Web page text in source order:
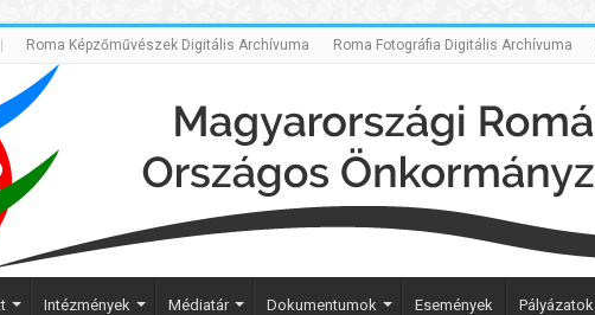
Roma Képzőművészek Digitális Archívuma Roma Fotográfia Digitális Archívuma
Intézmények Médiatár Dokumentumok Események Pályázatok